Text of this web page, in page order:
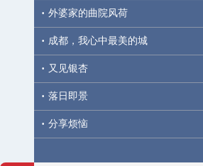
· 外婆家的曲院风荷
· 成都，我心中最美的城
· 又见银杏
· 落日即景
· 分享烦恼